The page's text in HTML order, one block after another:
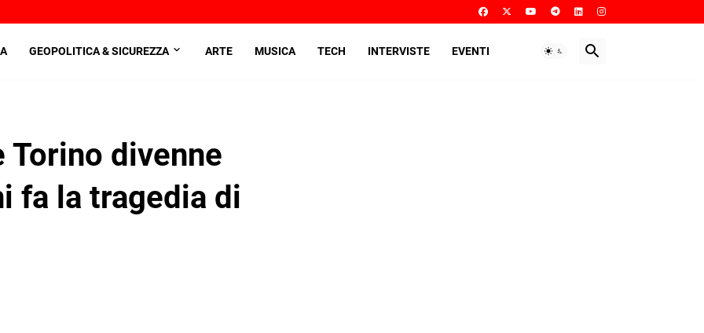
GEOPOLITICA & SICUREZZA ARTE MUSICA TECH INTERVISTE EVENTI
Torino divenne
fa la tragedia di